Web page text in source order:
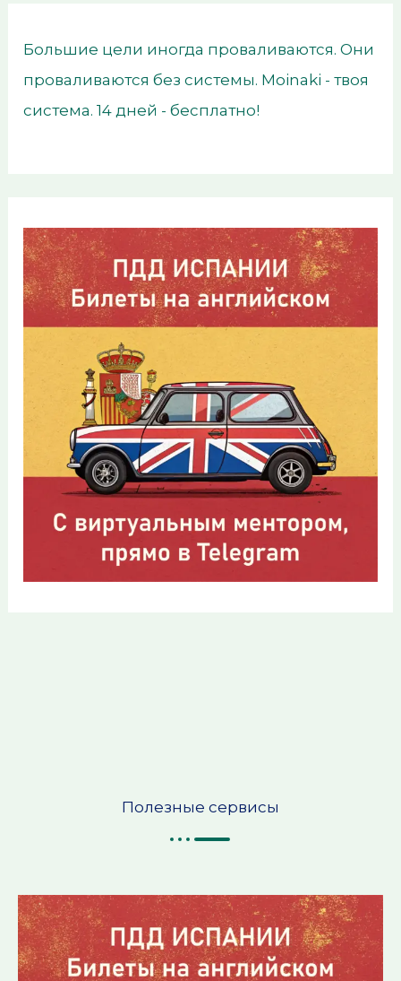
Большие цели иногда проваливаются. Они
проваливаются без системы. Moinaki - твоя
система. 14 дней - бесплатно!
Полезные сервисы